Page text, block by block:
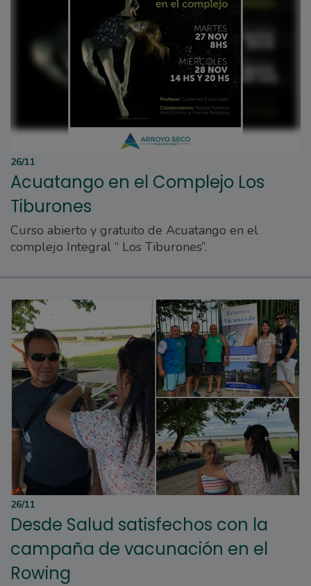
26/11
Acuatango en el Complejo Los
Tiburones
Curso abierto y gratuito de Acuatango en el
complejo Integral “ Los Tiburones”.
26/11
Desde Salud satisfechos con la
campaña de vacunación en el
Rowing